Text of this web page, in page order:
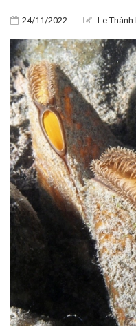
24/11/2022 Le Thành